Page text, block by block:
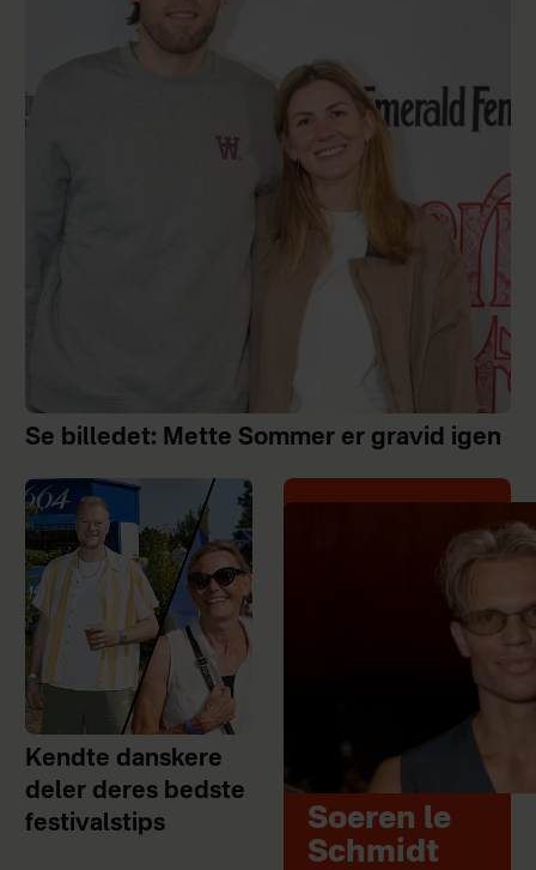
Se billedet: Mette Sommer er gravid igen
Kendte danskere
deler deres bedste
festivalstips
Soeren le
Schmidt